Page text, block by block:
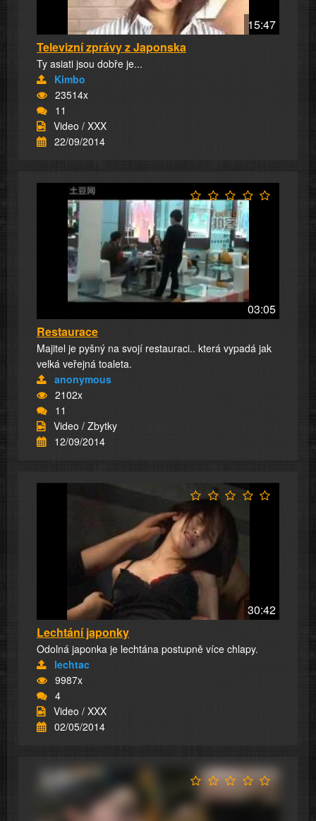
15:47
Televizní zprávy z Japonska
Ty asiati jsou dobře je...
Kimbo
23514x
11
Video / XXX
22/09/2014
03:05
Restaurace
Majitel je pyšný na svojí restauraci.. která vypadá jak
velká veřejná toaleta.
anonymous
2102x
11
Video / Zbytky
12/09/2014
30:42
Lechtání japonky
Odolná japonka je lechtána postupně více chlapy.
lechtac
9987x
4
Video / XXX
02/05/2014